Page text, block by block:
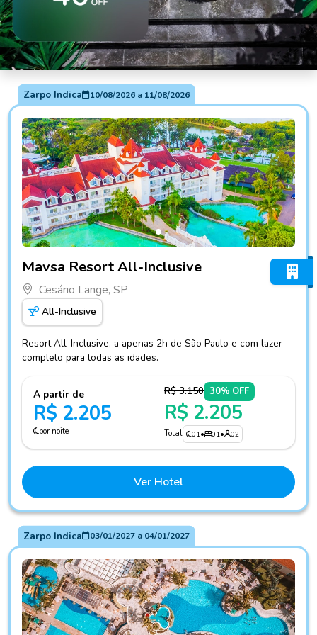
Zarpo Indica 10/08/2026a 11/08/2026
Mavsa Resort All-Inclusive
Cesário Lange, SP
All-Inclusive
Resort All-Inclusive, a apenas 2h de São Paulo e com lazer
completo para todas as idades.
A partir de
R$ 2.205
por noite
R$ 3.150 30% OFF
R$ 2.205
Total 01• 01• 02
Ver Hotel
Zarpo Indica 03/01/2027a 04/01/2027